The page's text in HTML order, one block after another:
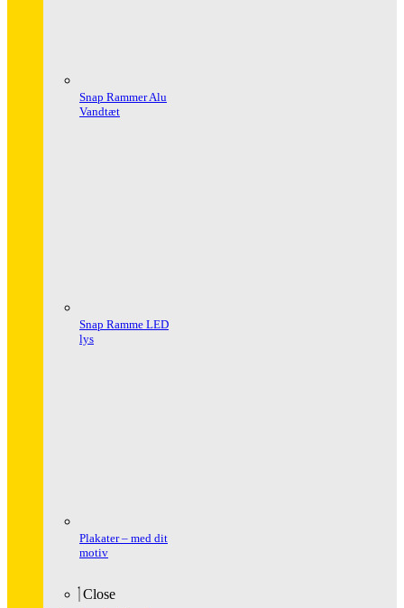
Snap Rammer Alu
Vandtæt
Snap Ramme LED
lys
Plakater – med dit
motiv
Close